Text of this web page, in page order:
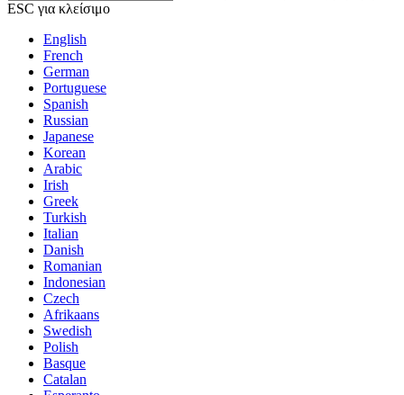
ESC για κλείσιμο
English
French
German
Portuguese
Spanish
Russian
Japanese
Korean
Arabic
Irish
Greek
Turkish
Italian
Danish
Romanian
Indonesian
Czech
Afrikaans
Swedish
Polish
Basque
Catalan